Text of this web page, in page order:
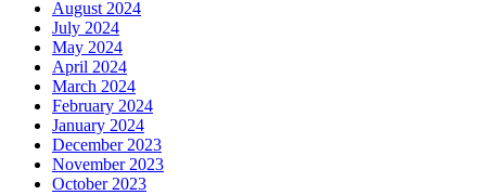
August 2024
July 2024
May 2024
April 2024
March 2024
February 2024
January 2024
December 2023
November 2023
October 2023